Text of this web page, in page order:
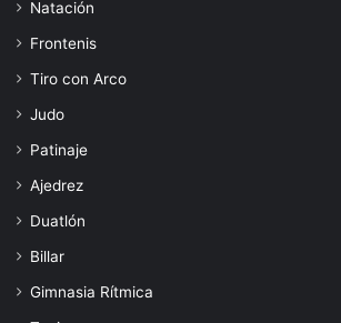
Natación
Frontenis
Tiro con Arco
Judo
Patinaje
Ajedrez
Duatlón
Billar
Gimnasia Rítmica